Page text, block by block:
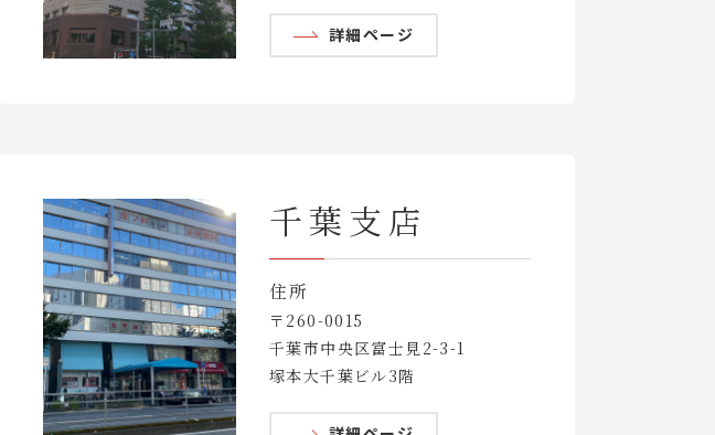
詳細ページ
千葉支店
住所
〒260-0015
千葉市中央区富士見2-3-1
塚本大千葉ビル3階